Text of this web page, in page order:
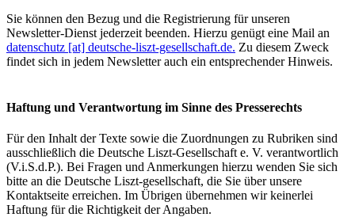
Sie können den Bezug und die Registrierung für unseren
Newsletter-Dienst jederzeit beenden. Hierzu genügt eine Mail an
datenschutz [at] deutsche-liszt-gesellschaft.de. Zu diesem Zweck
findet sich in jedem Newsletter auch ein entsprechender Hinweis.
Haftung und Verantwortung im Sinne des Presserechts
Für den Inhalt der Texte sowie die Zuordnungen zu Rubriken sind
ausschließlich die Deutsche Liszt-Gesellschaft e. V. verantwortlich
(V.i.S.d.P.). Bei Fragen und Anmerkungen hierzu wenden Sie sich
bitte an die Deutsche Liszt-gesellschaft, die Sie über unsere
Kontaktseite erreichen. Im Übrigen übernehmen wir keinerlei
Haftung für die Richtigkeit der Angaben.